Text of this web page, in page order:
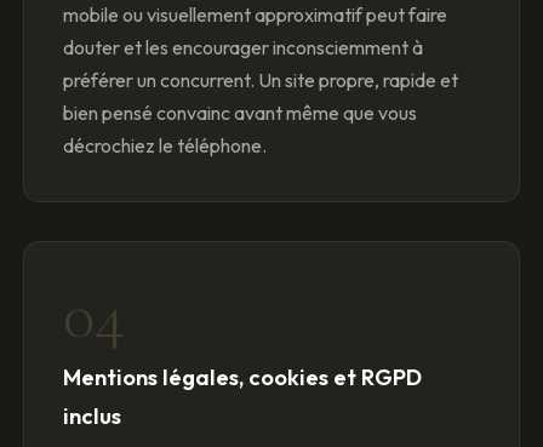
mobile ou visuellement approximatif peut faire
douter et les encourager inconsciemment à
préférer un concurrent. Un site propre, rapide et
bien pensé convainc avant même que vous
décrochiez le téléphone.
04
Mentions légales, cookies et RGPD
inclus